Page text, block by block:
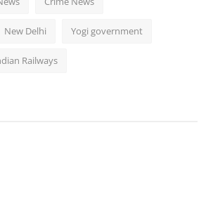
New Delhi Yogi government
Railways